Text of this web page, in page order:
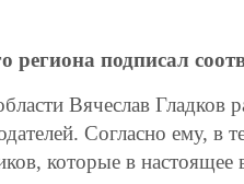
региона подписал
Вячеслав
Согласно ему, в
которые в